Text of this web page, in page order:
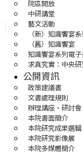
院區開放
中研講堂
藝文活動
（新）知識饗宴
（舊）知識饗宴
知識饗宴系列電
求真究實：中央
公開資訊
政策建議書
文書處理規則
辦理講座、研討
本院書面簡介
本院研究成果選輯
本院研究影像展
本院多媒體簡介